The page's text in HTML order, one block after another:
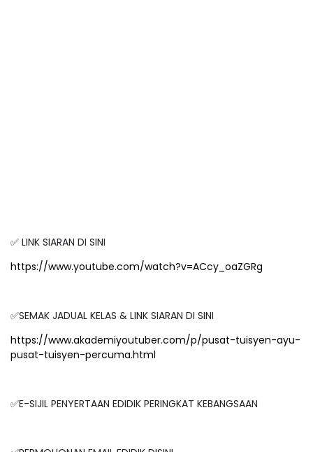
✅ LINK SIARAN DI SINI
https://www.youtube.com/watch?v=ACcy_oaZGRg
✅SEMAK JADUAL KELAS & LINK SIARAN DI SINI
https://www.akademiyoutuber.com/p/pusat-tuisyen-ayu-
pusat-tuisyen-percuma.html
✅E-SIJIL PENYERTAAN EDIDIK PERINGKAT KEBANGSAAN